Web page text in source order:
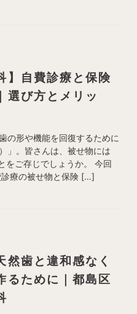
】自費診療と保険
選び方とメリッ
の形や機能を回復するために
」。皆さんは、被せ物には
をご存じでしょうか。 今回
療の被せ物と保険 […]
然歯と違和感なく
るために｜都島区